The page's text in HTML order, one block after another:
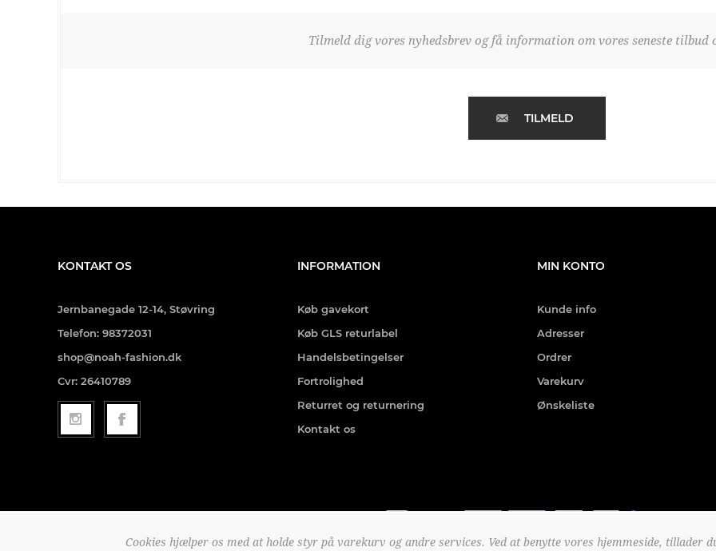
Tilmeld dig vores nyhedsbrev og få information om vores seneste tilbud
TILMELD
KONTAKT OS
Jernbanegade 12-14, Støvring
Telefon: 98372031
shop@noah-fashion.dk
Cvr: 26410789
INFORMATION
Køb gavekort
Køb GLS returlabel
Handelsbetingelser
Fortrolighed
Returret og returnering
Kontakt os
MIN KONTO
Kunde info
Adresser
Ordrer
Varekurv
Ønskeliste
Copyright © 2026 noah-fashion.dk. Alle rettigheder forbeholdt. Powered bynopCommerce
Cookies hjælper os med at holde styr på varekurv og andre services. Ved at benytte vores hjemmeside, tillader